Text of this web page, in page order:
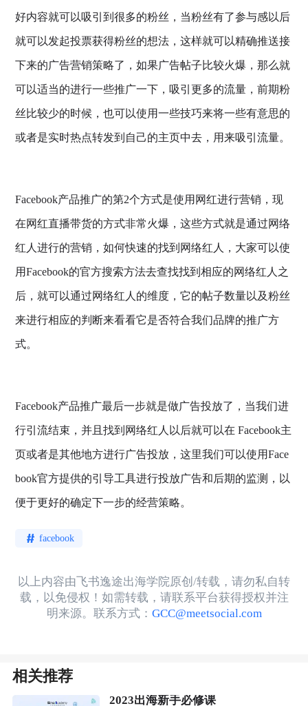
好内容就可以吸引到很多的粉丝，当粉丝有了参与感以后
就可以发起投票获得粉丝的想法，这样就可以精确推送接
下来的广告营销策略了，如果广告帖子比较火爆，那么就
可以适当的进行一些推广一下，吸引更多的流量，前期粉
丝比较少的时候，也可以使用一些技巧来将一些有意思的
或者是实时热点转发到自己的主页中去，用来吸引流量。
Facebook产品推广的第2个方式是使用网红进行营销，现
在网红直播带货的方式非常火爆，这些方式就是通过网络
红人进行的营销，如何快速的找到网络红人，大家可以使
用Facebook的官方搜索方法去查找找到相应的网络红人之
后，就可以通过网络红人的维度，它的帖子数量以及粉丝
来进行相应的判断来看看它是否符合我们品牌的推广方
式。
Facebook产品推广最后一步就是做广告投放了，当我们进
行引流结束，并且找到网络红人以后就可以在 Facebook主
页或者是其他地方进行广告投放，这里我们可以使用Face
book官方提供的引导工具进行投放广告和后期的监测，以
便于更好的确定下一步的经营策略。
facebook
以上内容由飞书逸途出海学院原创/转载，请勿私自转
载，以免侵权！如需转载，请联系平台获得授权并注
明来源。联系方式： GCC@meetsocial.com
相关推荐
2023出海新手必修课